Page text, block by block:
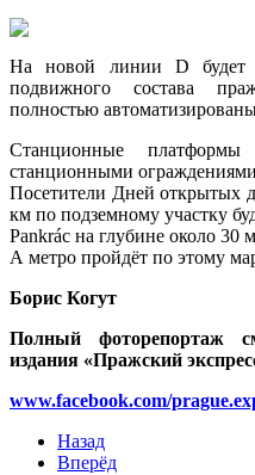
На новой линии D будет
подвижного состава
полностью
Станционные
станционными
Посетители Дней открытых
км по подземному участку
Pankrác на глубине около 30
А метро пройдёт по этому
Борис Когут
Полный фоторепортаж
издания «Пражский
www.facebook.com/
Назад
Вперёд